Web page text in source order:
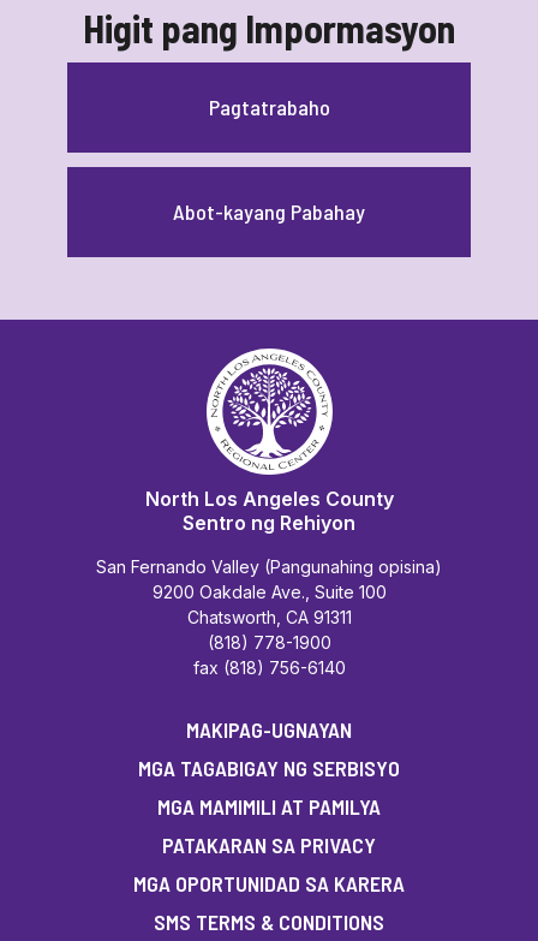
Higit pang Impormasyon
Pagtatrabaho
Abot-kayang Pabahay
North Los Angeles County
Sentro ng Rehiyon
San Fernando Valley (Pangunahing opisina)
9200 Oakdale Ave., Suite 100
Chatsworth, CA 91311
(818) 778-1900
fax (818) 756-6140
MAKIPAG-UGNAYAN
MGA TAGABIGAY NG SERBISYO
MGA MAMIMILI AT PAMILYA
PATAKARAN SA PRIVACY
MGA OPORTUNIDAD SA KARERA
SMS TERMS & CONDITIONS